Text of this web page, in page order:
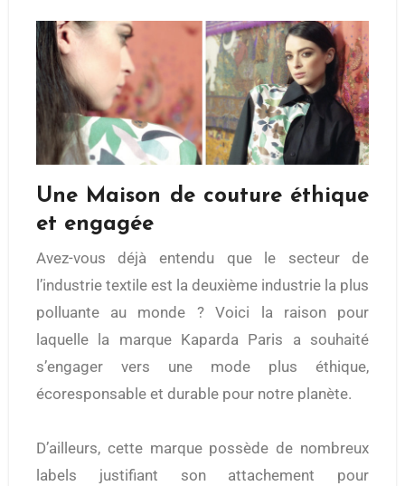
Une Maison de couture éthique
et engagée
Avez-vous déjà entendu que le secteur de
l’industrie textile est la deuxième industrie la plus
polluante au monde ? Voici la raison pour
laquelle la marque Kaparda Paris a souhaité
s’engager vers une mode plus éthique,
écoresponsable et durable pour notre planète.
D’ailleurs, cette marque possède de nombreux
labels justifiant son attachement pour